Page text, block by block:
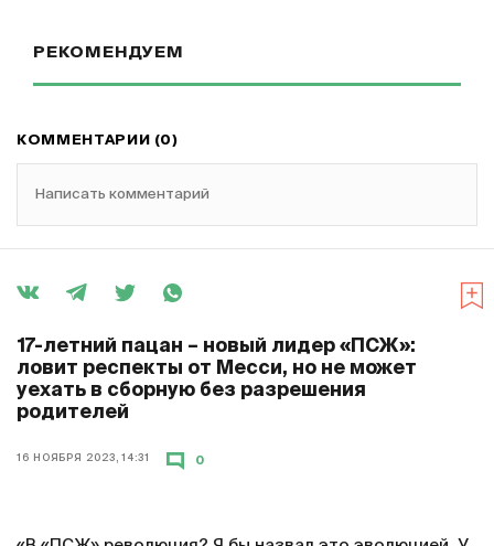
РЕКОМЕНДУЕМ
КОММЕНТАРИИ (0)
Написать комментарий
17-летний пацан – новый лидер «ПСЖ»:
ловит респекты от Месси, но не может
уехать в сборную без разрешения
родителей
16 НОЯБРЯ 2023, 14:31 0